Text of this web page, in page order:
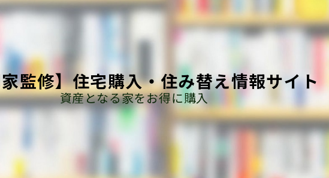
監修】住宅購入・住み替え情報サイト
資産となる家をお得に購入